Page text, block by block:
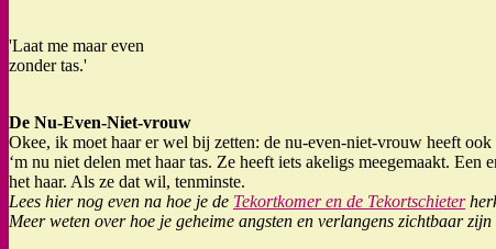
'Laat me maar even
zonder tas.'
De Nu-Even-Niet-vrouw
Okee, ik moet haar er wel bij zetten: de nu-even-niet-vrouw heeft
‘m nu niet delen met haar tas. Ze heeft iets akeligs meegemaakt.
het haar. Als ze dat wil, tenminste.
Lees hier nog even na hoe je de Tekortkomer en de Tekortschieter
Meer weten over hoe je geheime angsten en verlangens zichtbaar